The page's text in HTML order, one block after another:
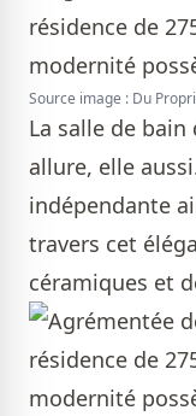
Source image : Du
La salle de bain
allure, elle
indépendante
travers cet
céramiques et